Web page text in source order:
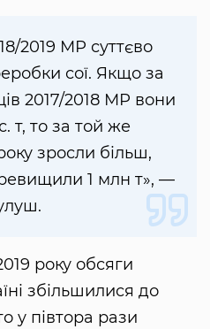
2019 МР суттєво
сої. Якщо за
2017/2018 МР вони
т, то за той же
зросли більш,
1 млн т», —
року обсяги
збільшилися до
у півтора рази